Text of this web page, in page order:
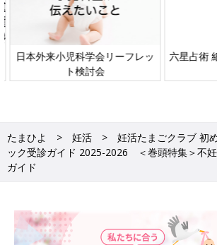
日本外来小児科学会リーフレッ
ト検討会
六星占術
たまひよ 妊活
妊活たまごクラブ 初
ック受診ガイド 2025-2026 ＜巻頭特集＞不
ガイド